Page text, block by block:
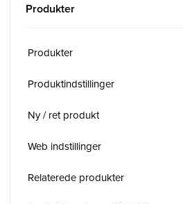
Produkter
Produkter
Produktindstillinger
Ny / ret produkt
Web indstillinger
Relaterede produkter